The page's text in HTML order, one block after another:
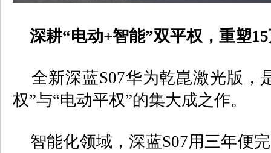
深耕“电动+智能”双平权，重塑15
全新深蓝S07华为乾崑激光版，
权”与“电动平权”的集大成之作。
智能化领域，深蓝S07用三年便